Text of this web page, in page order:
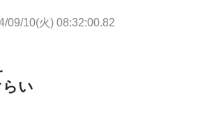
09/10(火) 08:32:00.82
い